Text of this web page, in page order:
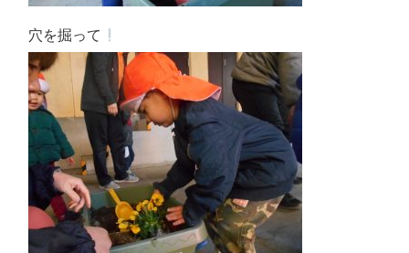
穴を掘って